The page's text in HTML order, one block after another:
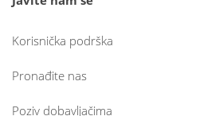
Korisnička podrška
Pronađite nas
Poziv dobavljačima